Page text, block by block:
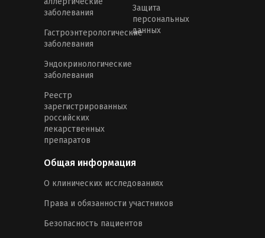
заболевания
Гастроэнтерологические
заболевания
Эндокринологические
заболевания
Реестр
зарегистрированных
российских
лекарственных
препаратов
Защита
персональных
данных
Общая информация
О клинических исследованиях
Права и обязанности участников
Безопасность пациентов